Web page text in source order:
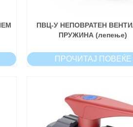
ПВЦ-У НЕПОВРАТЕН
ПРУЖИНА (лепење)
ПРОЧИТАЈ ПОВЕЌЕ